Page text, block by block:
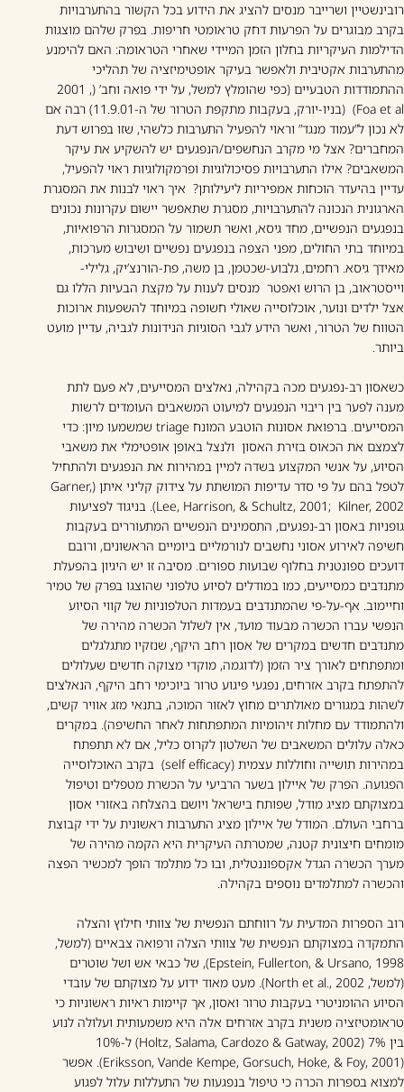
רובינשטיין ושרייבר מנסים להציג את הידוע בכל הקשור בהתערבויות
בקרב מבוגרים על הפרעות דחק טראומטי חריפות. בפרק שלהם מוצגות
הדילמות העיקריות בחלון הזמן המיידי שאחרי הטראומה: האם להימנע
מהתערבות אקטיבית ולאפשר בעיקר אופטימיזציה של תהליכי
ההתמודדות הטבעיים (כפי שהומלץ למשל, על ידי פואה וחב’ (, 2001
Foa et al) (בניו-יורק, בעקבות מתקפת הטרור של ה-11.9.01) רבה אם
לא נכון ל”עמוד מנגד” וראוי להפעיל התערבות כלשהי, שזו בפרוש דעת
המחברים? אצל מי מקרב הנחשפים/הנפגעים יש להשקיע את עיקר
המשאבים? אילו התערבויות פסיכולוגיות ופרמקולוגיות ראוי להפעיל,
עדיין בהיעדר הוכחות אמפיריות ליעילותן? איך ראוי לבנות את המסגרת
הארגונית הנכונה להתערבויות, מסגרת שתאפשר יישום עקרונות נכונים
בנפגעים הנפשיים, מחד גיסא, ואשר תשמור על המסגרות הרפואיות,
במיוחד בתי החולים, מפני הצפה בנפגעים נפשיים ושיבוש מערכות,
מאידך גיסא. רחמים, גלבוע-שכטמן, בן משה, פת-הורנצ’יק, גלילי-
וייסטראוב, בן הרוש ואפטר מנסים לענות על מקצת הבעיות הללו גם
אצל ילדים ונוער, אוכלוסייה שאולי חשופה במיוחד להשפעות ארוכות
הטווח של הטרור, ואשר הידע לגבי הסוגיות הנידונות לגביה, עדיין מועט
ביותר.
כשאסון רב-נפגעים מכה בקהילה, נאלצים המסייעים, לא פעם לתת
מענה לפער בין ריבוי הנפגעים למיעוט המשאבים העומדים לרשות
המסייעים. ברפואת אסונות הוטבע המונח triage שמשמעו מיון: כדי
לצמצם את הכאוס בזירת האסון ולנצל באופן אופטימלי את משאבי
הסיוע, על אנשי המקצוע בשדה למיין במהירות את הנפגעים ולהתחיל
לטפל בהם על פי סדר עדיפות המושתת על צידוק קליני איתן (Garner,
Lee, Harrison, & Schultz, 2001; Kilner, 2002). בניגוד לפציעות
גופניות באסון רב-נפגעים, התסמינים הנפשיים המתעוררים בעקבות
חשיפה לאירוע אסוני נחשבים לנורמליים ביומיים הראשונים, ורובם
דועכים ספונטנית בחלוף שבועות ספורים. מסיבה זו יש היגיון בהפעלת
מתנדבים כמסייעים, כמו במודלים לסיוע טלפוני שהוצגו בפרק של טמיר
וחיימוב. אף-על-פי שהמתנדבים בעמדות הטלפוניות של קווי הסיוע
הנפשי עברו הכשרה מבעוד מועד, אין לשלול הכשרה מהירה של
מתנדבים חדשים במקרים של אסון רחב היקף, שנזקיו מתגלגלים
ומתפתחים לאורך ציר הזמן (לדוגמה, מוקדי מצוקה חדשים שעלולים
להתפתח בקרב אזרחים, נפגעי פיגוע טרור ביוכימי רחב היקף, הנאלצים
לשהות במגורים מאולתרים מחוץ לאזור המוכה, בתנאי מזג אוויר קשים,
ולהתמודד עם מחלות זיהומיות המתפתחות לאחר החשיפה). במקרים
כאלה עלולים המשאבים של השלטון לקרוס כליל, אם לא תתפתח
במהירות תושייה וחוללות עצמית (self efficacy) בקרב האוכלוסייה
הפגועה. הפרק של איילון בשער הרביעי על הכשרת מטפלים וטיפול
במצוקתם מציג מודל, שפותח בישראל ויושם בהצלחה באזורי אסון
ברחבי העולם. המודל של איילון מציג התערבות ראשונית על ידי קבוצת
מומחים חיצונית קטנה, שמטרתה העיקרית היא הקמה מהירה של
מערך הכשרה הגדל אקספוננטלית, ובו כל מתלמד הופך למכשיר הפצה
והכשרה למתלמדים נוספים בקהילה.
רוב הספרות המדעית על רווחתם הנפשית של צוותי חילוץ והצלה
התמקדה במצוקתם הנפשית של צוותי הצלה ורפואה צבאיים (למשל,
Epstein, Fullerton, & Ursano, 1998), של כבאי אש ושל שוטרים
(למשל, North et al., 2002). מעט מאוד ידוע על מצוקתם של עובדי
הסיוע ההומניטרי בעקבות טרור ואסון, אך קיימות ראיות ראשוניות כי
טראומטיזציה משנית בקרב אזרחים אלה היא משמעותית ועלולה לנוע
בין 7% (Holtz, Salama, Cardozo & Gatway, 2002) ל-10%
(Eriksson, Vande Kempe, Gorsuch, Hoke, & Foy, 2001). אפשר
למצוא בספרות הכרה כי טיפול בנפגעות של התעללות עלול לפגוע